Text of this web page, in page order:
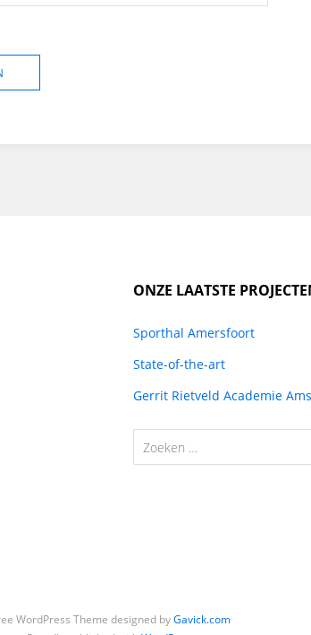
ONZE LAATSTE
Sporthal Amersfoort
State-of-the-art
Gerrit Rietveld Academie
Zoeken
naar:
WordPress Theme designed byGavick.com